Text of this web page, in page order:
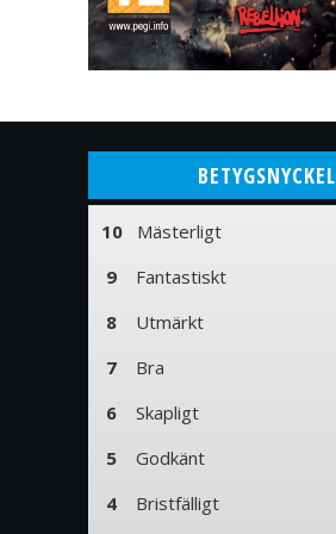
BETYGSNYCKEL
10 Mästerligt
9 Fantastiskt
8 Utmärkt
7 Bra
6 Skapligt
5 Godkänt
4 Bristfälligt